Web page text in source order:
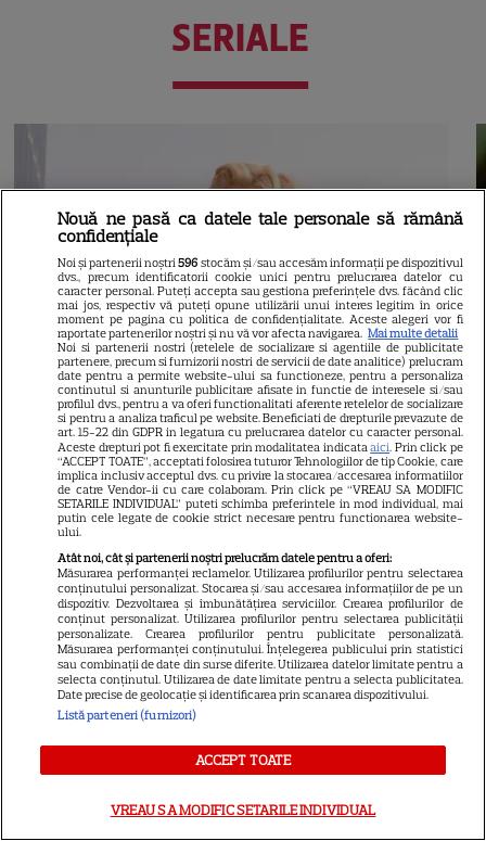
SERIALE
PRIME VIDEO
Ride or Die pe Prime Video.
Octavia Spencer și Hannah
Waddingham, într-un serial cu
asasini, umor și multă acțiune
Nouă ne pasă ca datele tale personale să rămână
confidențiale
Noi și partenerii noștri596 stocăm și/sau accesăm informații pe dispozitivul
dvs., precum identificatorii cookie unici pentru prelucrarea datelor cu
caracter personal. Puteți accepta sau gestiona preferințele dvs. făcând clic
mai jos, respectiv vă puteți opune utilizării unui interes legitim în orice
moment pe pagina cu politica de confidențialitate. Aceste alegeri vor fi
raportate partenerilor noștri și nu vă vor afecta navigarea. Mai multe detalii
Noi si partenerii nostri (retelele de socializare si agentiile de publicitate
partenere, precum si furnizorii nostri de servicii de date analitice) prelucram
date pentru a permite website-ului sa functioneze, pentru a personaliza
continutul si anunturile publicitare afisate in functie de interesele si/sau
profilul dvs., pentru a va oferi functionalitati aferente retelelor de socializare
si pentru a analiza traficul pe website. Beneficiati de drepturile prevazute de
art. 15-22 din GDPR in legatura cu prelucrarea datelor cu caracter personal.
Aceste drepturi pot fi exercitate prin modalitatea indicataaici. Prin click pe
“ACCEPT TOATE”, acceptati folosirea tuturor Tehnologiilor de tip Cookie, care
implica inclusiv acceptul dvs. cu privire la stocarea/accesarea informatiilor
de catre Vendor-ii cu care colaboram. Prin click pe “VREAU SA MODIFIC
SETARILE INDIVIDUAL” puteti schimba preferintele in mod individual, mai
putin cele legate de cookie strict necesare pentru functionarea website-
ului.
Atât noi, cât și partenerii noștri prelucrăm datele pentru a oferi:
Măsurarea performanței reclamelor. Utilizarea profilurilor pentru selectarea
conținutului personalizat. Stocarea și/sau accesarea informațiilor de pe un
dispozitiv. Dezvoltarea și îmbunătățirea serviciilor. Crearea profilurilor de
conținut personalizat. Utilizarea profilurilor pentru selectarea publicității
personalizate. Crearea profilurilor pentru publicitate personalizată.
Măsurarea performanței conținutului. Înțelegerea publicului prin statistici
sau combinații de date din surse diferite. Utilizarea datelor limitate pentru a
selecta conținutul. Utilizarea de date limitate pentru a selecta publicitatea.
Date precise de geolocație și identificarea prin scanarea dispozitivului.
Listă parteneri (furnizori)
ACCEPT TOATE
VREAU SA MODIFIC SETARILE INDIVIDUAL